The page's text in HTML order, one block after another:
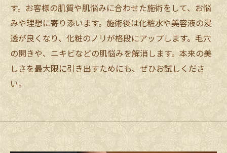
す。お客様の肌質や肌悩みに合わせた施術をして、お悩
みや理想に寄り添います。施術後は化粧水や美容液の浸
透が良くなり、化粧のノリが格段にアップします。毛穴
の開きや、ニキビなどの肌悩みを解消します。本来の美
しさを最大限に引き出すためにも、ぜひお試しくださ
い。